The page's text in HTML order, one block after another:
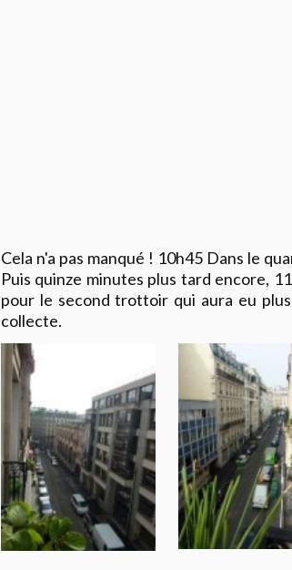
Cela n'a pas manqué ! 10h45 Dans le
Puis quinze minutes plus tard encore,
pour le second trottoir qui aura eu
collecte.